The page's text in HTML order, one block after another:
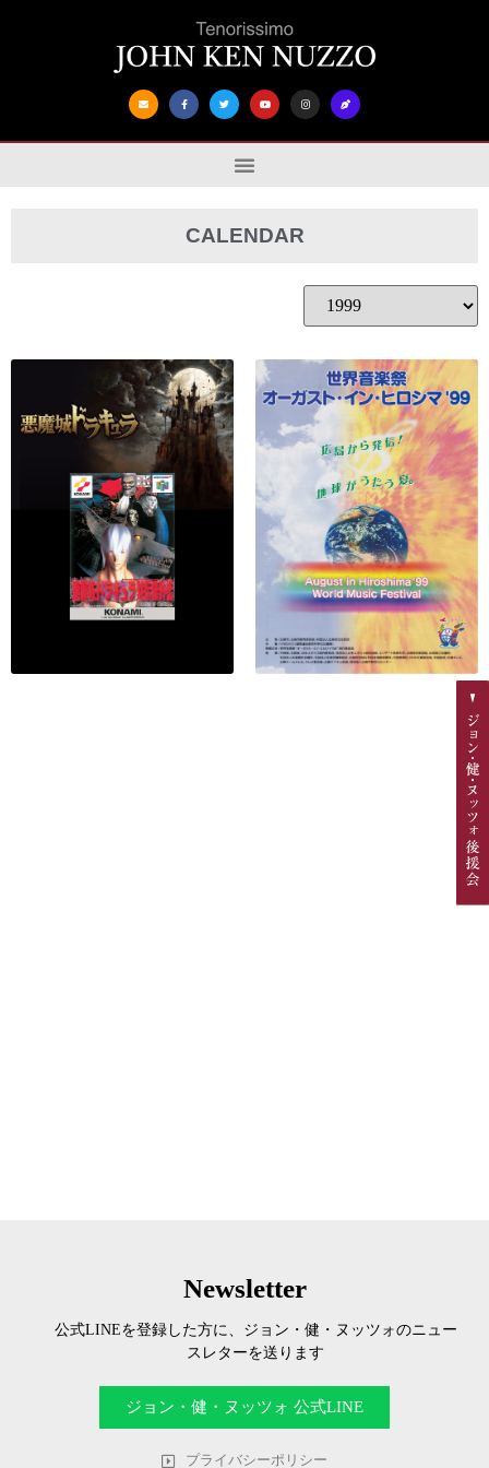
CALENDAR
Newsletter
公式LINEを登録した方に、ジョン・健・ヌッツォのニュー
スレターを送ります
ジョン・健・ヌッツォ 公式LINE
プライバシーポリシー